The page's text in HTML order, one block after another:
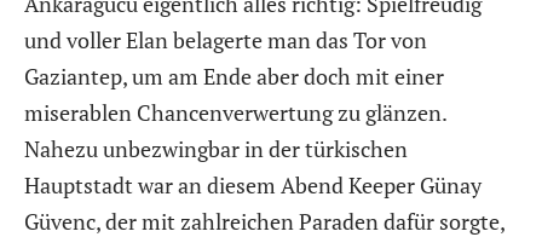
und voller Elan belagerte man das Tor von
Gaziantep, um am Ende aber doch mit einer
miserablen Chancenverwertung zu glänzen.
Nahezu unbezwingbar in der türkischen
Hauptstadt war an diesem Abend Keeper Günay
Güvenc, der mit zahlreichen Paraden dafür sorgte,